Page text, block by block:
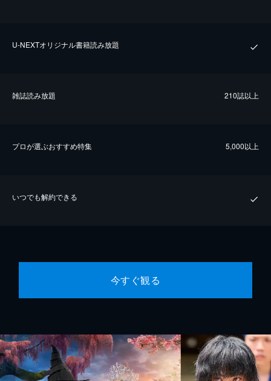
U-NEXTオリジナル書籍読み放題
雑誌読み放題 210誌以上
プロが選ぶおすすめ特集 5,000以上
いつでも解約できる
今すぐ観る